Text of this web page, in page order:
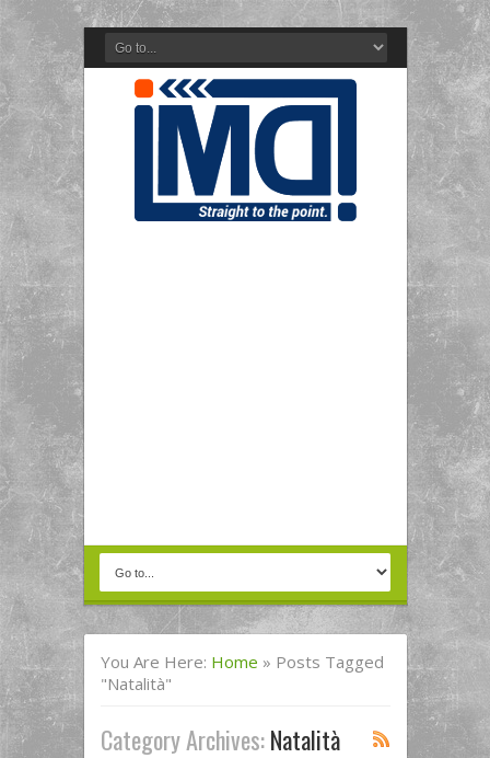
You Are Here: Home » Posts Tagged
"natalità"
Category Archives:Natalità